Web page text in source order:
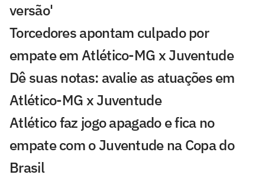
versão'
Torcedores apontam culpado por
empate em Atlético-MG x Juventude
Dê suas notas: avalie as atuações em
Atlético-MG x Juventude
Atlético faz jogo apagado e fica no
empate com o Juventude na Copa do
Brasil